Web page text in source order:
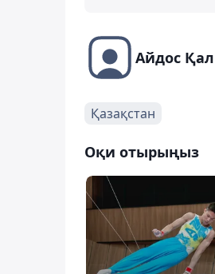
Айдос
Қазақстан
Оқи отырыңыз